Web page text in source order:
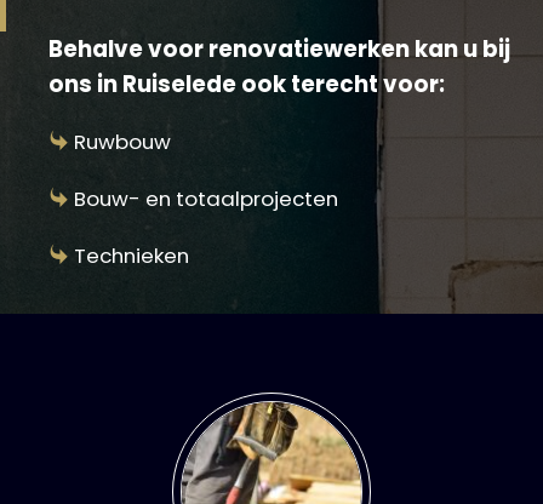
Behalve voor renovatiewerken kan u bij
ons in Ruiselede ook terecht voor:
Ruwbouw
Bouw- en totaalprojecten
Technieken